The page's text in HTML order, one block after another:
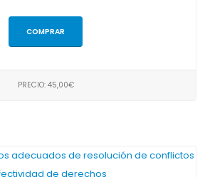
COMPRAR
PRECIO: 45,00€